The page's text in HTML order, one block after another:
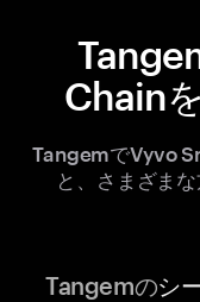
Chain
TangemでVyvo
と、さまざま
Tangemのシ